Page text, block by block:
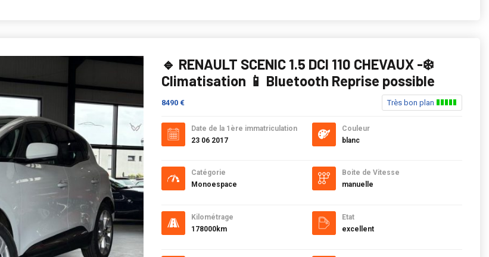
🔹 RENAULT SCENIC 1.5 DCI 110 CHEVAUX -❄️
Climatisation 📱 Bluetooth Reprise possible
8490 € Très bon plan
Date de la 1ère immatriculation
23 06 2017
Catégorie
Monoespace
Kilométrage
178000km
Couleur
blanc
Boite de Vitesse
manuelle
Etat
excellent